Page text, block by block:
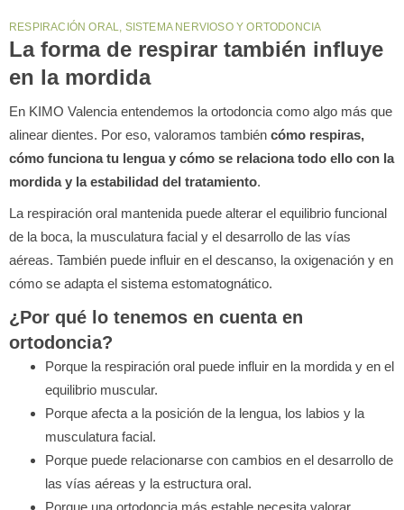
RESPIRACIÓN ORAL, SISTEMA NERVIOSO Y ORTODONCIA
La forma de respirar también influye
en la mordida
En KIMO Valencia entendemos la ortodoncia como algo más que
alinear dientes. Por eso, valoramos también cómo respiras,
cómo funciona tu lengua y cómo se relaciona todo ello con la
mordida y la estabilidad del tratamiento.
La respiración oral mantenida puede alterar el equilibrio funcional
de la boca, la musculatura facial y el desarrollo de las vías
aéreas. También puede influir en el descanso, la oxigenación y en
cómo se adapta el sistema estomatognático.
¿Por qué lo tenemos en cuenta en
ortodoncia?
Porque la respiración oral puede influir en la mordida y en el
equilibrio muscular.
Porque afecta a la posición de la lengua, los labios y la
musculatura facial.
Porque puede relacionarse con cambios en el desarrollo de
las vías aéreas y la estructura oral.
Porque una ortodoncia más estable necesita valorar